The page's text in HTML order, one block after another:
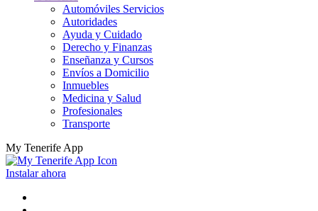
Automóviles Servicios
Autoridades
Ayuda y Cuidado
Derecho y Finanzas
Enseñanza y Cursos
Envíos a Domicilio
Inmuebles
Medicina y Salud
Profesionales
Transporte
My Tenerife App
Instalar ahora